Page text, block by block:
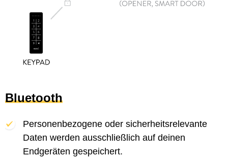
Bluetooth
Personenbezogene oder sicherheitsrelevante
Daten werden ausschließlich auf deinen
Endgeräten gespeichert.